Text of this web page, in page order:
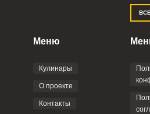
Отправляя эту форму, вы
Политикой
соглашением
Меню
Кулинары
О проекте
Контакты